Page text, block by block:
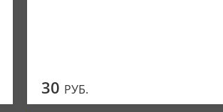
30 РУБ.